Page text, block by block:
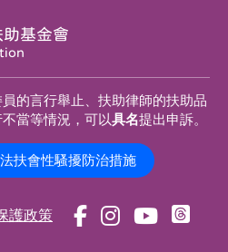
基金會
的言行舉止、扶助律師的扶助品
當等情況，可以具名提出申訴。
法扶會性騷擾防治措施
護政策